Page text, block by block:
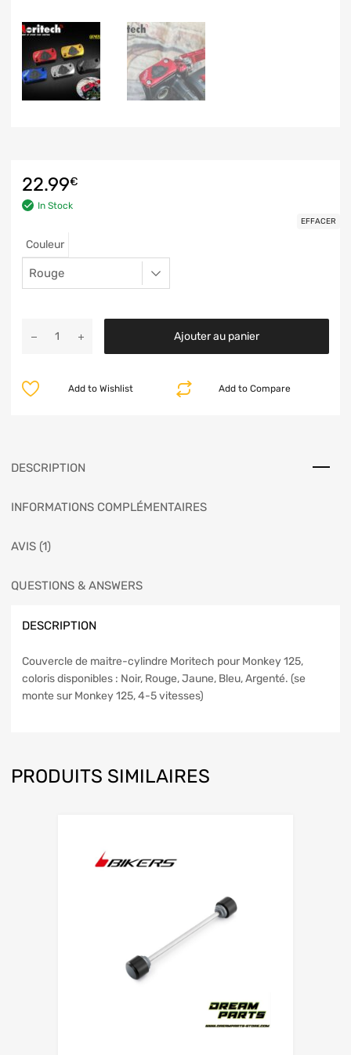
22.99€
In Stock
Couleur
EFFACER
Ajouter au panier
Add to Compare
Add to Wishlist
DESCRIPTION
INFORMATIONS COMPLÉMENTAIRES
AVIS (1)
QUESTIONS & ANSWERS
DESCRIPTION
Couvercle de maitre-cylindre Moritech pour Monkey 125,
coloris disponibles : Noir, Rouge, Jaune, Bleu, Argenté. (se
monte sur Monkey 125, 4-5 vitesses)
PRODUITS SIMILAIRES